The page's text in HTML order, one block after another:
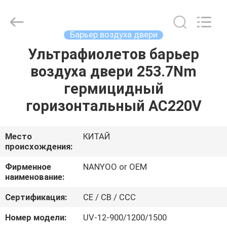
ДОМ
ПРОДУКТЫ
НАС
ПУТЕШЕСТВИЕ
ФАБРИКИ
ПРОВЕРКА
ventilationductfan.com.
Барьер воздуха двери
Ультрафиолетов барьер
воздуха двери 253.7Nm
гермицидный
горизонтальный AC220V
Место
происхождения:
КИТАЙ
Фирменное
наименование:
NANYOO or OEM
Сертификация:
CE / CB / CCC
Номер модели:
UV-12-900/1200/1500